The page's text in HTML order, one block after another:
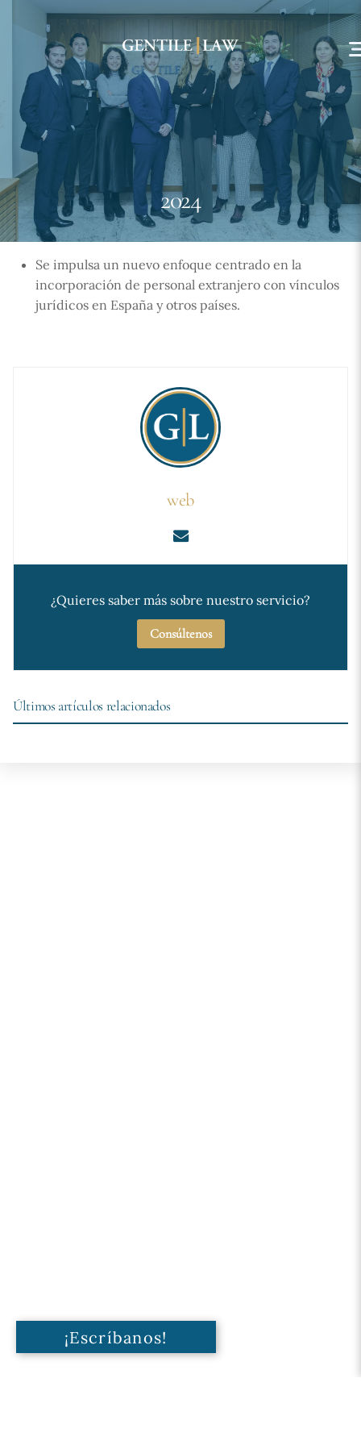
content
2024
Se impulsa un nuevo enfoque centrado en la
incorporación de personal extranjero con vínculos
jurídicos en España y otros países.
web
¿Quieres saber más sobre nuestro servicio?
Consúltenos
Últimos artículos relacionados
¡Escríbanos!